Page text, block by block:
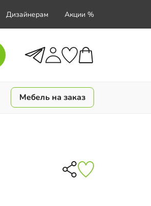
Дизайнерам Акции %
Мебель на заказ